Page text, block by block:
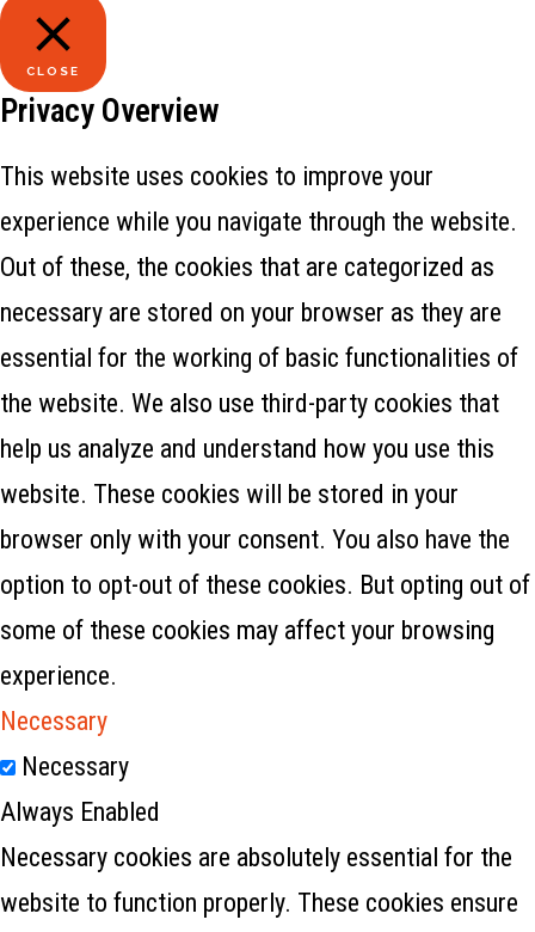
CLOSE
Privacy Overview
This website uses cookies to improve your
experience while you navigate through the website.
Out of these, the cookies that are categorized as
necessary are stored on your browser as they are
essential for the working of basic functionalities of
the website. We also use third-party cookies that
help us analyze and understand how you use this
website. These cookies will be stored in your
browser only with your consent. You also have the
option to opt-out of these cookies. But opting out of
some of these cookies may affect your browsing
experience.
Necessary
Necessary
Always Enabled
Necessary cookies are absolutely essential for the
website to function properly. These cookies ensure